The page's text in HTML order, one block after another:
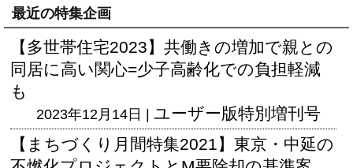
最近の特集企画
【多世帯住宅2023】共働きの増加で親との
同居に高い関心=少子高齢化での負担軽減
も
2023年12月14日 | ユーザー版特別増刊号
【まちづくり月間特集2021】東京・中延の